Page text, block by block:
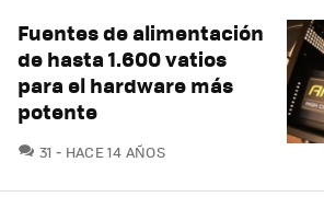
Fuentes de alimentación
de hasta 1.600 vatios
para el hardware más
potente
31 COMENTARIOS
HACE 14 AÑOS